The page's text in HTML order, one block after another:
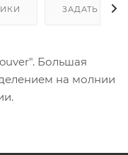
ЗАДАТЬ
Большая
на молнии